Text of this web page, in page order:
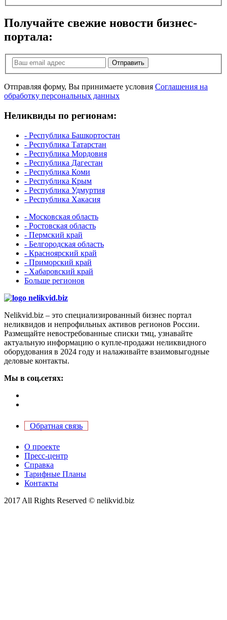
Получайте свежие новости бизнес-
портала:
Отправить
Отправляя форму, Вы принимаете условия Соглашения на
обработку персональных данных
Неликвиды по регионам:
- Республика Башкортостан
- Республика Татарстан
- Республика Мордовия
- Республика Дагестан
- Республика Коми
- Республика Крым
- Республика Удмуртия
- Республика Хакасия
- Московская область
- Ростовская область
- Пермский край
- Белгородская область
- Красноярский край
- Приморский край
- Хабаровский край
Больше регионов
Nelikvid.biz – это специализированный бизнес портал
неликвидов и непрофильных активов регионов России.
Размещайте невостребованные списки тмц, узнавайте
актуальную информацию о купле-продажи неликвидного
оборудования в 2024 году и налаживайте взаимовыгодные
деловые контакты.
Мы в соц.сетях:
Обратная связь
О проекте
Пресс-центр
Справка
Тарифные Планы
Контакты
2017 All Rights Reserved © nelikvid.biz